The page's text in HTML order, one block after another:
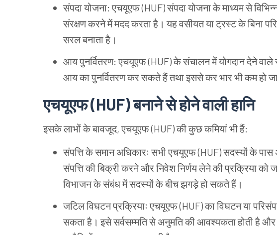
संपदायोजना: एचयूएफ (HUF) संपदायोजनाकेमाध्यमसे
संरक्षणकरनेमेंमददकरताहै। यहवसीयतयाट्रस्टकेबिना
सरलबनाताहै।
आयपुनर्वितरण: एचयूएफ (HUF) केसंचालनमेंयोगदानदेनेवाले
आयकापुनर्वितरणकरसकतेहैंतथाइससेकरभारभीकमहो
एचयूएफ (HUF) बनानेसेहोनेवालीहानि
इसकेलाभोंकेबावजूद, एचयूएफ (HUF) कीकुछकमियांभीहैं:
संपत्तिकेसमानअधिकारः सभीएचयूएफ (HUF) सदस्योंकेपास
संपत्तिकीबिक्रीकरनेऔरनिवेशनिर्णयलेनेकीप्रक्रियाको
विभाजनकेसंबंधमेंसदस्योंकेबीचझगड़ेहोसकतेहैं।
जटिलविघटनप्रक्रियाः एचयूएफ (HUF) काविघटनया
सकताहै। इसेसर्वसम्मतिसेअनुमतिकीआवश्यकताहोतीहैऔर